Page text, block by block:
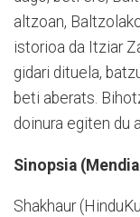
altzoan,
istorioa da Itziar
gidari dituela,
beti aberats.
doinura egiten du
Sinopsia
Shakhaur